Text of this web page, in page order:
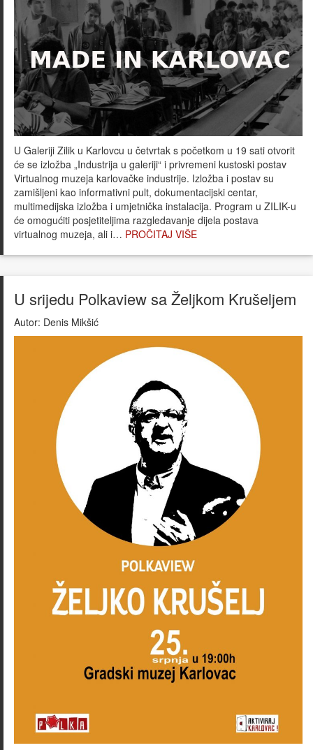
U Galeriji Zilik u Karlovcu u četvrtak s početkom u 19 sati otvorit
će se izložba „Industrija u galeriji“ i privremeni kustoski postav
Virtualnog muzeja karlovačke industrije. Izložba i postav su
zamišljeni kao informativni pult, dokumentacijski centar,
multimedijska izložba i umjetnička instalacija. Program u ZILIK-u
će omogućiti posjetiteljima razgledavanje dijela postava
virtualnog muzeja, ali i… PROČITAJ VIŠE
U srijedu Polkaview sa Željkom Krušeljem
Autor: Denis Mikšić